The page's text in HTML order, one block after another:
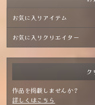
お気に入りアイテム
お気に入りクリエイター
ク
作品を掲載しませんか？
詳しくはこちら